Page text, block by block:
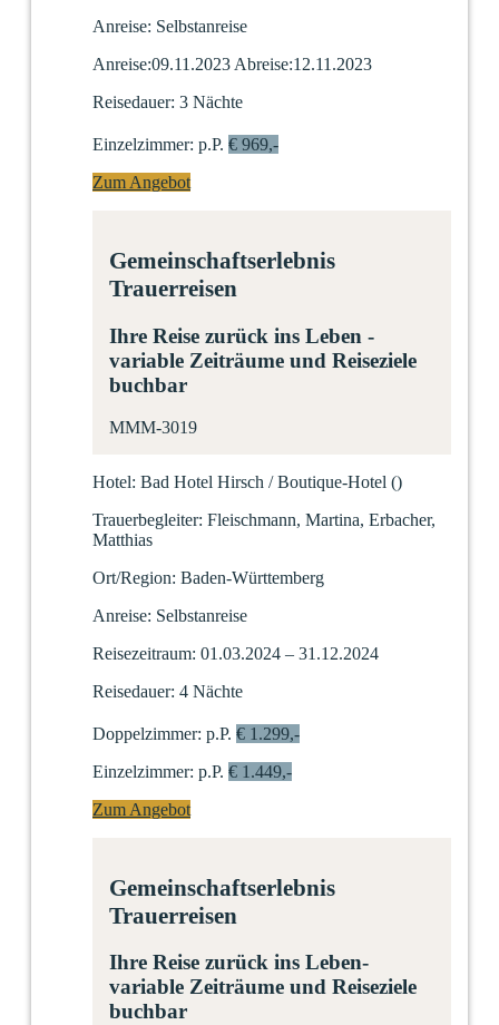
Anreise: Selbstanreise
Anreise:09.11.2023Abreise:12.11.2023
Reisedauer: 3 Nächte
Einzelzimmer: p.P. € 969,-
Zum Angebot
Gemeinschaftserlebnis
Trauerreisen
Ihre Reise zurück ins Leben -
variable Zeiträume und Reiseziele
buchbar
MMM-3019
Hotel: Bad Hotel Hirsch / Boutique-Hotel ()
Trauerbegleiter: Fleischmann, Martina, Erbacher,
Matthias
Ort/Region: Baden-Württemberg
Anreise: Selbstanreise
Reisezeitraum: 01.03.2024 – 31.12.2024
Reisedauer: 4 Nächte
Doppelzimmer: p.P. € 1.299,-
Einzelzimmer: p.P. € 1.449,-
Zum Angebot
Gemeinschaftserlebnis
Trauerreisen
Ihre Reise zurück ins Leben-
variable Zeiträume und Reiseziele
buchbar